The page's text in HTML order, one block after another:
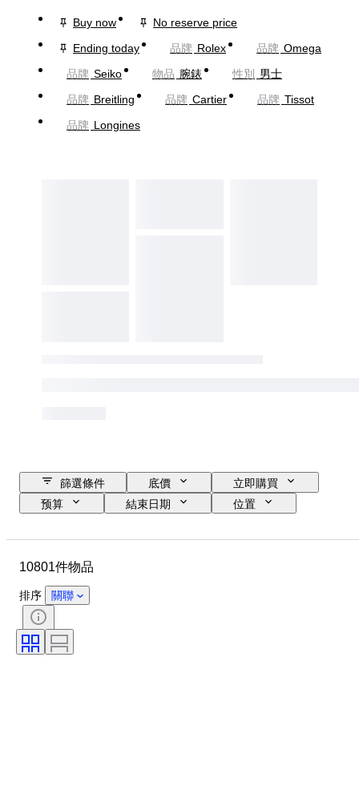
Buy now
No reserve price
Ending today
品牌 Rolex 品牌 Omega
品牌 Seiko 物品 腕錶 性別
男士
品牌 Breitling 品牌 Cartier 品牌 Tissot
品牌 Longines
篩選條件 底價
立即購買
预算
結束日期
位置
性別
時期
訂裝
顏色
時代
10801件物品
排序 關聯